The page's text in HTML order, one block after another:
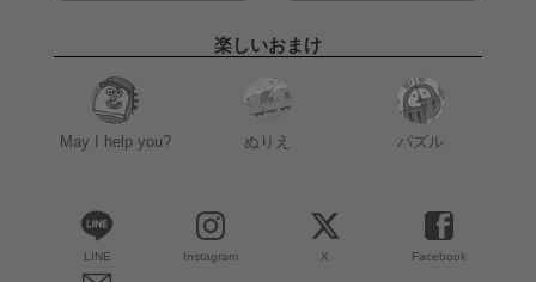
楽しいおまけ
May I help you? ぬりえ パズル
LINE Instagram X Facebook